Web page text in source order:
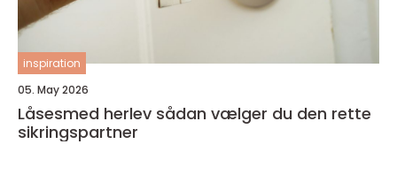
inspiration
05. May 2026
Låsesmed herlev sådan vælger du den rette
sikringspartner